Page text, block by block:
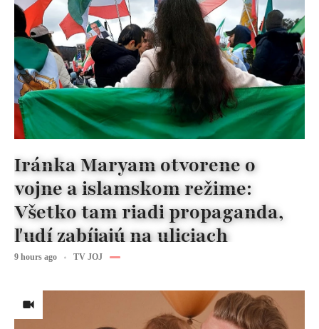
Iránka Maryam otvorene o
vojne a islamskom režime:
Všetko tam riadi propaganda,
ľudí zabíjajú na uliciach
9 hours ago TV JOJ